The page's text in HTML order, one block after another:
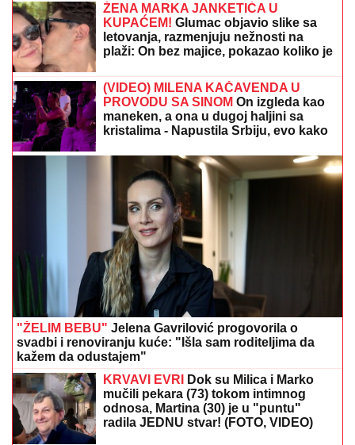
ŽENA MARKA JANKETIĆA U
KUPAĆEM! Glumac objavio slike sa
letovanja, razmenjuju nežnosti na
plaži: On bez majice, pokazao koliko je
(VIDEO) MILENA KAČAVENDA U
PROVODU SA SINOM On izgleda kao
maneken, a ona u dugoj haljini sa
kristalima - Napustila Srbiju, evo kako
"ŽELIM BEBU" Jelena Gavrilović progovorila o
svadbi i renoviranju kuće: "Išla sam roditeljima da
kažem da odustajem"
KRVAVI EVRI
Dok su Milica i Marko
mučili pekara (73) tokom intimnog
odnosa, Martina (30) je u "puntu"
radila JEDNU stvar! (FOTO, VIDEO)